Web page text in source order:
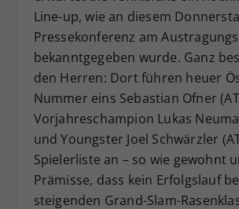
Line-up, wie an diesem
Pressekonferenz am
bekanntgegeben wurde. Ganz
den Herren: Dort führen heuer
Nummer eins Sebastian Ofner
Vorjahreschampion Lukas
und Youngster Joel Schwärzler
Spielerliste an – so wie gewohnt
Prämisse, dass kein Erfolgslauf
steigenden Grand-Slam-